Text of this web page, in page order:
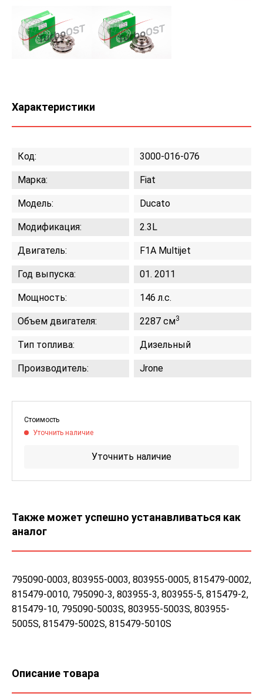
Характеристики
Код: 3000-016-076
Марка: Fiat
Модель: Ducato
Модификация: 2.3L
Двигатель: F1A Multijet
Год выпуска: 01. 2011
Мощность: 146 л.с.
Объем двигателя: 2287 см3
Тип топлива: Дизельный
Производитель: Jrone
Стоимость
Уточнить наличие
Уточнить наличие
Также может успешно устанавливаться как
аналог
795090-0003, 803955-0003, 803955-0005, 815479-0002,
815479-0010, 795090-3, 803955-3, 803955-5, 815479-2,
815479-10, 795090-5003S, 803955-5003S, 803955-
5005S, 815479-5002S, 815479-5010S
Описание товара